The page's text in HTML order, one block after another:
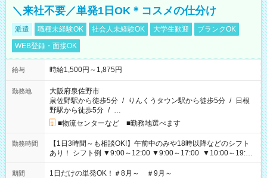
＼来社不要／単発1日OK＊コスメの仕分け
派遣 職種未経験OK 社会人未経験OK 大学生歓迎
ブランクOK
WEB登録・面接OK
給与 時給1,500円～1,875円
勤務地
大阪府泉佐野市
泉佐野駅から徒歩5分 / りんくうタウン駅から徒歩5分 / 日根
野駅から徒歩5分 / …
■物流センターなど ■勤務地選べます
勤務時間
【1日3時間～も相談OK!】午前中のみや18時以降などのシフト
あり！ シフト例 ▼9:00～12:00 ▼9:00～17:00 ▼10:00～19:00
▼18:00～21:00
期間 1日だけの単発OK！＃8月～ ＃9月～